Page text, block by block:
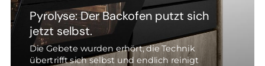
Pyrolyse: Der Backofen putzt sich
jetzt selbst.
Die Gebete wurden erhört, die Technik
übertrifft sich selbst und endlich reinigt